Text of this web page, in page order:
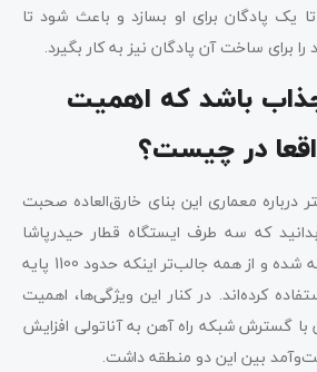
یک پادگان برای او بسازد و باعث شود تا
برای ساخت آن پادگان نیز به کار بگیرد.
جذاب باشد که اهمیت
در چیست؟
درباره معماری این بنای خارق‌العاده صحبت
که سه طرف ایستگاه قطار حیدرپاشا
استانبول توسط آب احاطه شده و از همه جالب‌تر اینکه حدود 1100 پایه
کرده‌اند. در کنار این ویژگی‌ها، ‌اهمیت
با گسترش شبکه راه آهن به آناتولی افزایش
بین این دو منطقه داشت.